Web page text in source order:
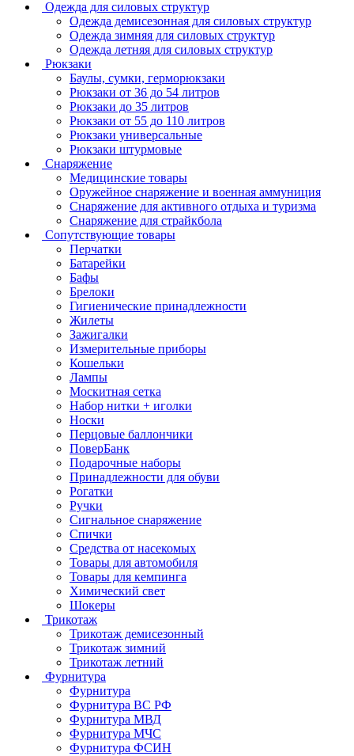
Одежда для силовых структур
Одежда демисезонная для силовых структур
Одежда зимняя для силовых структур
Одежда летняя для силовых структур
Рюкзаки
Баулы, сумки, герморюкзаки
Рюкзаки от 36 до 54 литров
Рюкзаки до 35 литров
Рюкзаки от 55 до 110 литров
Рюкзаки универсальные
Рюкзаки штурмовые
Снаряжение
Медицинские товары
Оружейное снаряжение и военная аммуниция
Снаряжение для активного отдыха и туризма
Снаряжение для страйкбола
Сопутствующие товары
Перчатки
Батарейки
Бафы
Брелоки
Гигиенические принадлежности
Жилеты
Зажигалки
Измерительные приборы
Кошельки
Лампы
Москитная сетка
Набор нитки + иголки
Носки
Перцовые баллончики
ПоверБанк
Подарочные наборы
Принадлежности для обуви
Рогатки
Ручки
Сигнальное снаряжение
Спички
Средства от насекомых
Товары для автомобиля
Товары для кемпинга
Химический свет
Шокеры
Трикотаж
Трикотаж демисезонный
Трикотаж зимний
Трикотаж летний
Фурнитура
Фурнитура
Фурнитура ВС РФ
Фурнитура МВД
Фурнитура МЧС
Фурнитура ФСИН